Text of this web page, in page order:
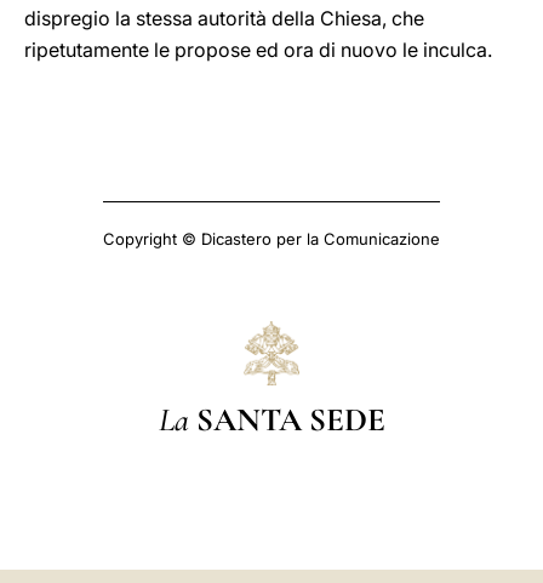
dispregio la stessa autorità della Chiesa, che
ripetutamente le propose ed ora di nuovo le inculca.
Copyright © Dicastero per la Comunicazione
La SANTA SEDE